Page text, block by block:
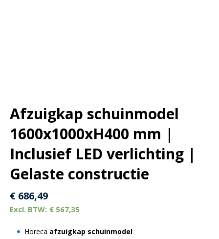
Afzuigkap schuinmodel
1600x1000xH400 mm |
Inclusief LED verlichting |
Gelaste constructie
€ 686,49
€ 567,35
Horeca afzuigkap schuinmodel